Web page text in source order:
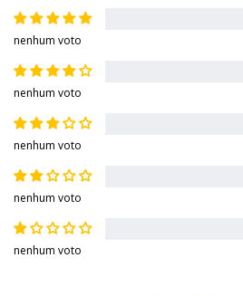
nenhum voto
nenhum voto
nenhum voto
nenhum voto
nenhum voto